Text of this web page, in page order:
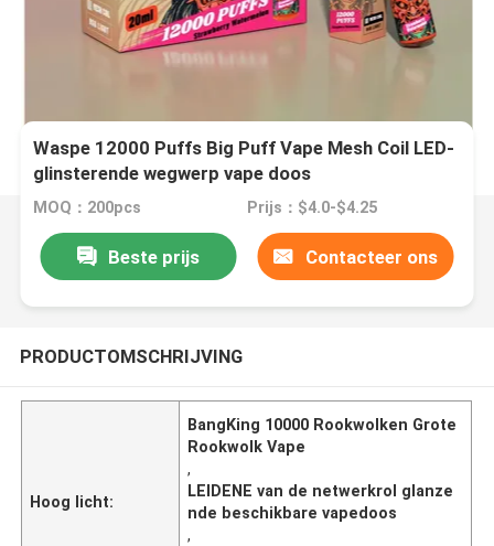
Waspe 12000 Puffs Big Puff Vape Mesh Coil LED-
glinsterende wegwerp vape doos
MOQ：200pcs Prijs：$4.0-$4.25
Beste prijs Contacteer ons
PRODUCTOMSCHRIJVING
Hoog licht:
BangKing 10000 Rookwolken Grote
Rookwolk Vape
,
LEIDENE van de netwerkrol glanze
nde beschikbare vapedoos
,